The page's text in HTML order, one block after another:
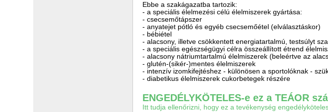
Ebbe a szakágazatba tartozik:
- a speciális élelmezési célú élelmiszerek gyártása:
- csecsemőtápszer
- anyatejet pótló és egyéb csecsemőétel (elválasztáskor)
- bébiétel
- alacsony, illetve csökkentett energiatartalmú, testsúlyt
- a speciális egészségügyi célra összeállított étrend
- alacsony nátriumtartalmú élelmiszerek (beleértve az
- glutén-(sikér-)mentes élelmiszerek
- intenzív izomkifejtéshez - különösen a sportolóknak -
- diabetikus élelmiszerek cukorbetegek részére
ENGEDÉLYKÖTELES-e ez a TEÁOR
Itt tudja ellenőrizni, hogy ez a tevékenység